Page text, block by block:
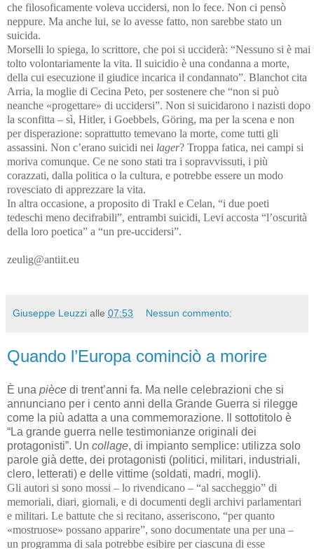
che filosoficamente voleva uccidersi, non lo fece. Non ci pensò
neppure. Ma anche lui, se lo avesse fatto, non sarebbe stato un
suicida.
Morselli lo spiega, lo scrittore, che poi si ucciderà: “Nessuno si è mai
tolto volontariamente la vita. Il suicidio è una condanna a morte,
della cui esecuzione il giudice incarica il condannato”. Blanchot cita
Arria, la moglie di Cecina Peto, per sostenere che “non si può
neanche «progettare» di uccidersi”. Non si suicidarono i nazisti dopo
la sconfitta – sì, Hitler, i Goebbels, Göring, ma per la scena e non
per disperazione: soprattutto temevano la morte, come tutti gli
assassini. Non c’erano suicidi nei lager? Troppa fatica, nei campi si
moriva comunque. Ce ne sono stati tra i sopravvissuti, i più
corazzati, dalla politica o la cultura, e potrebbe essere un modo
rovesciato di apprezzare la vita.
In altra occasione, a proposito di Trakl e Celan, “i due poeti
tedeschi meno decifrabili”, entrambi suicidi, Levi accosta “l’oscurità
della loro poetica” a “un pre-uccidersi”.
zeulig@antiit.eu
Giuseppe Leuzzi alle 07:53 Nessun commento:
Quando l’Europa cominciò a morire
È una pièce di trent’anni fa. Ma nelle celebrazioni che si
annunciano per i cento anni della Grande Guerra si rilegge
come la più adatta a una commemorazione. Il sottotitolo è
“La grande guerra nelle testimonianze originali dei
protagonisti”. Un collage, di impianto semplice: utilizza solo
parole già dette, dei protagonisti (politici, militari, industriali,
clero, letterati) e delle vittime (soldati, madri, mogli).
Gli autori si sono mossi – lo rivendicano – “al saccheggio” di
memoriali, diari, giornali, e di documenti degli archivi parlamentari
e militari. Le battute che si recitano, asseriscono, “per quanto
«mostruose» possano apparire”, sono documentate una per una –
un programma di sala potrebbe esibire per ciascuna di esse